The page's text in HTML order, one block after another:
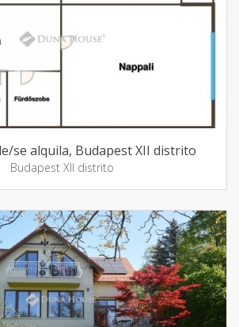
se alquila, Budapest XII distrito
Budapest XII distrito